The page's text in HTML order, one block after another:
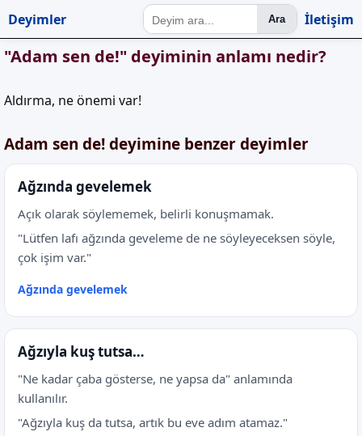
Deyimler Ara İletişim
"Adam sen de!" deyiminin anlamı nedir?
Aldırma, ne önemi var!
Adam sen de! deyimine benzer deyimler
Ağzında gevelemek
Açık olarak söylememek, belirli konuşmamak.
"Lütfen lafı ağzında geveleme de ne söyleyeceksen söyle,
çok işim var."
Ağzında gevelemek
Ağzıyla kuş tutsa…
"Ne kadar çaba gösterse, ne yapsa da" anlamında
kullanılır.
"Ağzıyla kuş da tutsa, artık bu eve adım atamaz."